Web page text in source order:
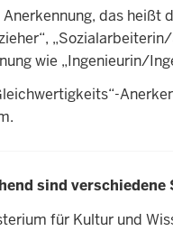
Anerkennung, das
wie „Ingenieurin/
sind
für Kultur und